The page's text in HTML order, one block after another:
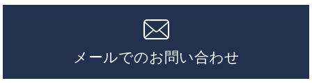
メールでのお問い合わせ